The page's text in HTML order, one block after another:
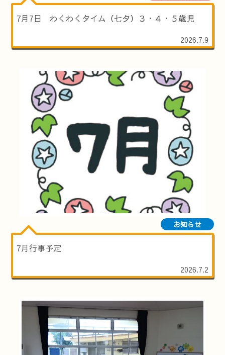
7月7日 わくわくタイム（七夕）３・４・５歳児
2026.7.9
お知らせ
7月行事予定
2026.7.2